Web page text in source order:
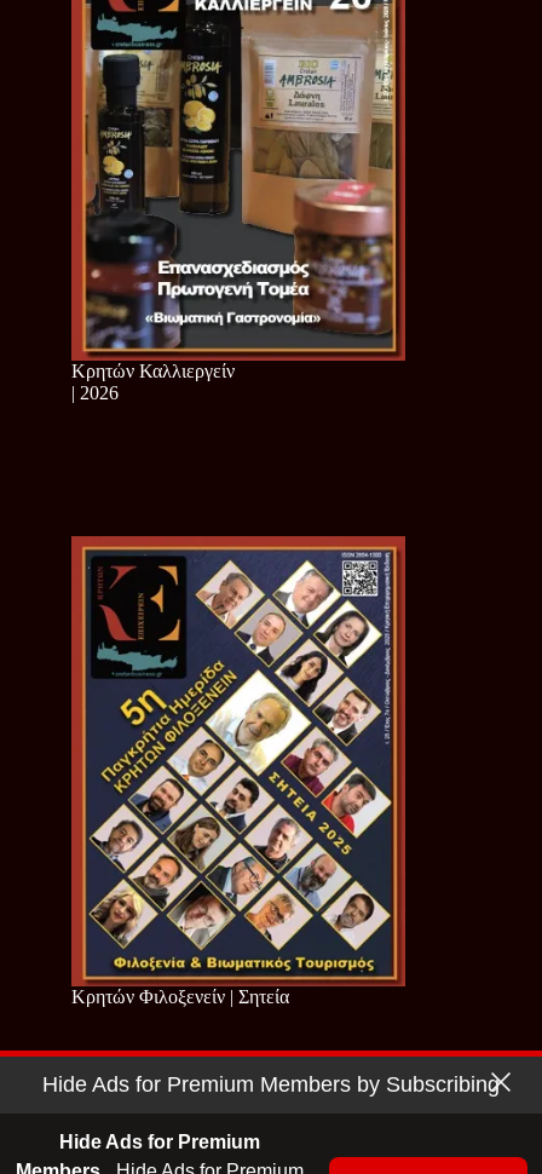
Κρητών Καλλιεργείν
| 2026
Κρητών Φιλοξενείν | Σητεία
Copyright © 2026 - Cretan Business | Κρητών Επιχειρείν
Hide Ads for Premium Members by Subscribing
Hide Ads for Premium